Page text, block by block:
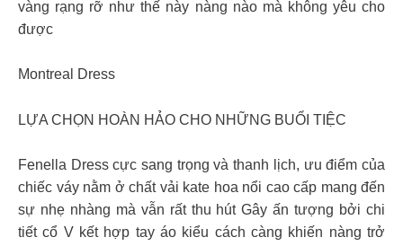
vàng rạng rỡ như thế này nàng nào mà không yêu cho
được
Montreal Dress
LỰA CHỌN HOÀN HẢO CHO NHỮNG BUỔI TIỆC
Fenella Dress cực sang trọng và thanh lịch, ưu điểm của
chiếc váy nằm ở chất vải kate hoa nổi cao cấp mang đến
sự nhẹ nhàng mà vẫn rất thu hút Gây ấn tượng bởi chi
tiết cổ V kết hợp tay áo kiểu cách càng khiến nàng trở